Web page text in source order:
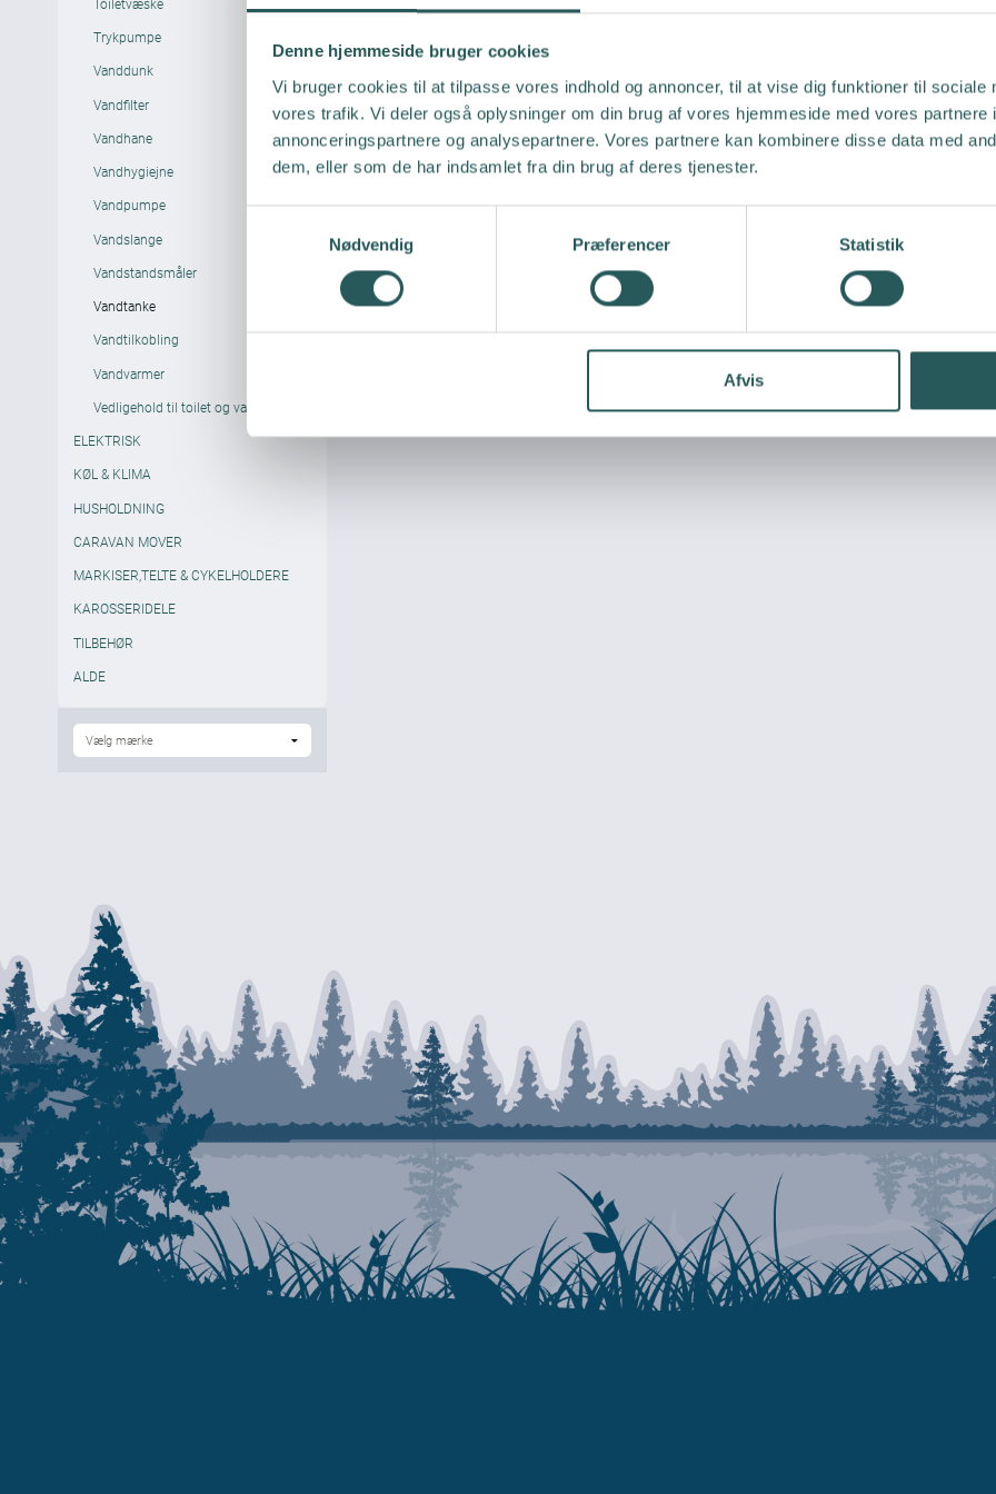
Denne hjemmeside bruger cookies
Vi bruger cookies til at tilpasse vores indhold og annoncer, til at vise dig funktioner til sociale
vores trafik. Vi deler også oplysninger om din brug af vores hjemmeside med vores partnere
annonceringspartnere og analysepartnere. Vores partnere kan kombinere disse data med
dem, eller som de har indsamlet fra din brug af deres tjenester.
e
v
Nødvendig Præferencer Statistik
Afvis
Trykpumpe
Vanddunk
Vandfilter
Vandhane
Vandhygiejne
Vandpumpe
Vandslange
Vandstandsmåler
Vandtanke
Vandtilkobling
Vandvarmer
Vedligehold til toilet og vand
ELEKTRISK
KØL & KLIMA
HUSHOLDNING
CARAVAN MOVER
MARKISER,TELTE & CYKELHOLDERE
KAROSSERIDELE
TILBEHØR
ALDE